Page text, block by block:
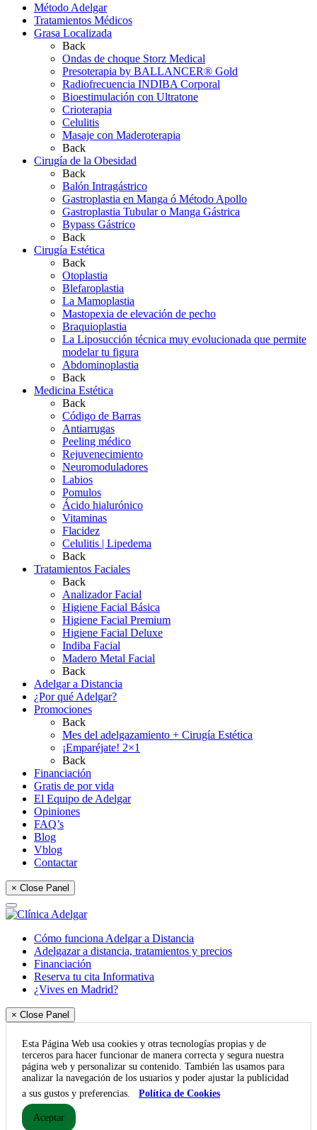
Método Adelgar
Tratamientos Médicos
Grasa Localizada
Back
Ondas de choque Storz Medical
Presoterapia by BALLANCER® Gold
Radiofrecuencia INDIBA Corporal
Bioestimulación con Ultratone
Crioterapia
Celulitis
Masaje con Maderoterapia
Back
Cirugía de la Obesidad
Back
Balón Intragástrico
Gastroplastia en Manga ó Método Apollo
Gastroplastia Tubular o Manga Gástrica
Bypass Gástrico
Back
Cirugía Estética
Back
Otoplastia
Blefaroplastia
La Mamoplastia
Mastopexia de elevación de pecho
Braquioplastia
La Liposucción técnica muy evolucionada que permite
modelar tu figura
Abdominoplastia
Back
Medicina Estética
Back
Código de Barras
Antiarrugas
Peeling médico
Rejuvenecimiento
Neuromoduladores
Labios
Pomulos
Ácido hialurónico
Vitaminas
Flacidez
Celulitis | Lipedema
Back
Tratamientos Faciales
Back
Analizador Facial
Higiene Facial Básica
Higiene Facial Premium
Higiene Facial Deluxe
Indiba Facial
Madero Metal Facial
Back
Adelgar a Distancia
¿Por qué Adelgar?
Promociones
Back
Mes del adelgazamiento + Cirugía Estética
¡Emparéjate! 2×1
Back
Financiación
Gratis de por vida
El Equipo de Adelgar
Opiniones
FAQ’s
Blog
Vblog
Contactar
× Close Panel
Cómo funciona Adelgar a Distancia
Adelgazar a distancia, tratamientos y precios
Financiación
Reserva tu cita Informativa
¿Vives en Madrid?
× Close Panel
Esta Página Web usa cookies y otras tecnologías propias y de
terceros para hacer funcionar de manera correcta y segura nuestra
página web y personalizar su contenido. También las usamos para
analizar la navegación de los usuarios y poder ajustar la publicidad
a sus gustos y preferencias.
Política de Cookies
Aceptar